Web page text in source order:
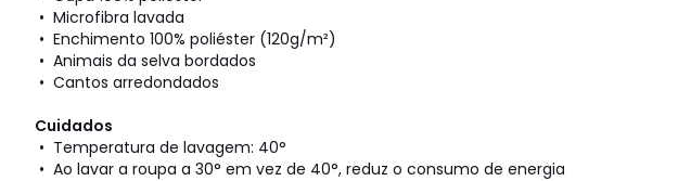
• Microfibra lavada
• Enchimento 100% poliéster (120g/m²)
• Animais da selva bordados
• Cantos arredondados
Cuidados
• Temperatura de lavagem: 40°
• Ao lavar a roupa a 30° em vez de 40°, reduz o consumo de energia